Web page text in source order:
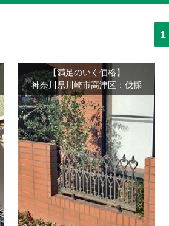
1
【満足のいく価格】
神奈川県川崎市高津区：伐採